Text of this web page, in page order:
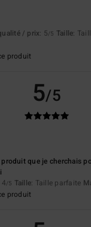
/ prix: 5/5 Taille:
produit
5/5
que je cherchais
4/5 Taille: Taille parfaite
produit